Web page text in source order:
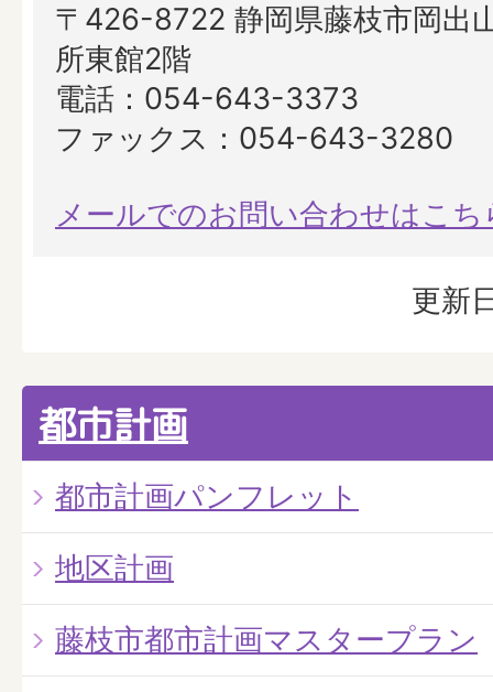
〒426-8722 静岡県藤枝市岡出
所東館2階
電話：054-643-3373
ファックス：054-643-3280
メールでのお問い合わせはこち
更新
都市計画
都市計画パンフレット
地区計画
藤枝市都市計画マスタープラン